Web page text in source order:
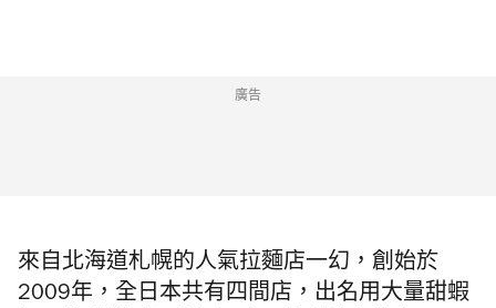
廣告
來自北海道札幌的人氣拉麵店一幻，創始於
2009年，全日本共有四間店，出名用大量甜蝦